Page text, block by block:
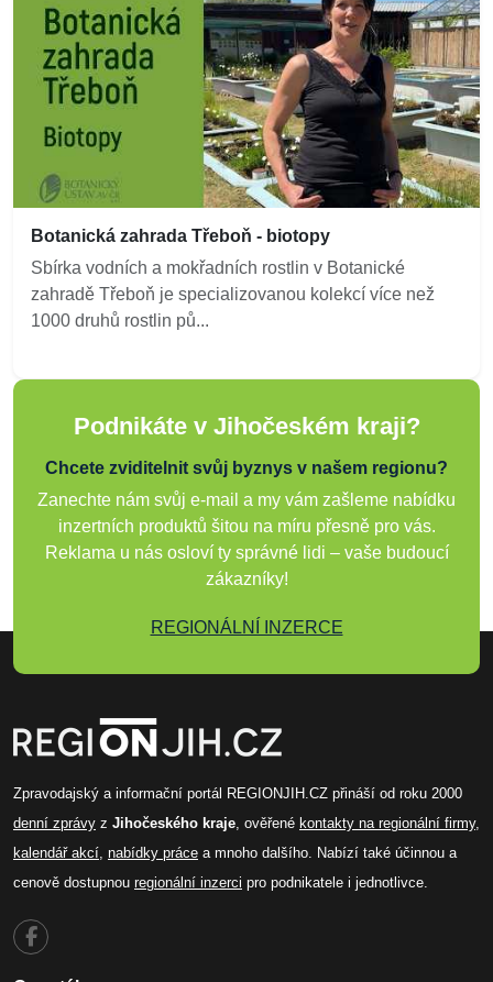
Botanická zahrada Třeboň - biotopy
Sbírka vodních a mokřadních rostlin v Botanické
zahradě Třeboň je specializovanou kolekcí více než
1000 druhů rostlin pů...
Podnikáte v Jihočeském kraji?
Chcete zviditelnit svůj byznys v našem regionu?
Zanechte nám svůj e-mail a my vám zašleme nabídku
inzertních produktů šitou na míru přesně pro vás.
Reklama u nás osloví ty správné lidi – vaše budoucí
zákazníky!
REGIONÁLNÍ INZERCE
Zpravodajský a informační portál REGIONJIH.CZ přináší od roku 2000
denní zprávy z Jihočeského kraje , ověřené kontakty na regionální firmy,
kalendář akcí nabídky práce a mnoho dalšího. Nabízí také účinnou a
cenově dostupnou regionální inzerci pro podnikatele i jednotlivce.